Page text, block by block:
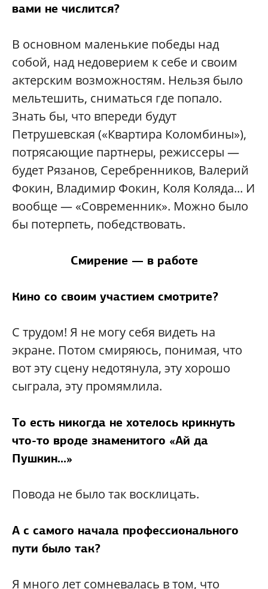
вами не числится?
В основном маленькие победы над
собой, над недоверием к себе и своим
актерским возможностям. Нельзя было
мельтешить, сниматься где попало.
Знать бы, что впереди будут
Петрушевская («Квартира Коломбины»),
потрясающие партнеры, режиссеры —
будет Рязанов, Серебренников, Валерий
Фокин, Владимир Фокин, Коля Коляда... И
вообще — «Современник». Можно было
бы потерпеть, победствовать.
Смирение — в работе
Кино со своим участием смотрите?
С трудом! Я не могу себя видеть на
экране. Потом смиряюсь, понимая, что
вот эту сцену недотянула, эту хорошо
сыграла, эту промямлила.
То есть никогда не хотелось крикнуть
что-то вроде знаменитого «Ай да
Пушкин...»
Повода не было так восклицать.
А с самого начала профессионального
пути было так?
Я много лет сомневалась в том, что